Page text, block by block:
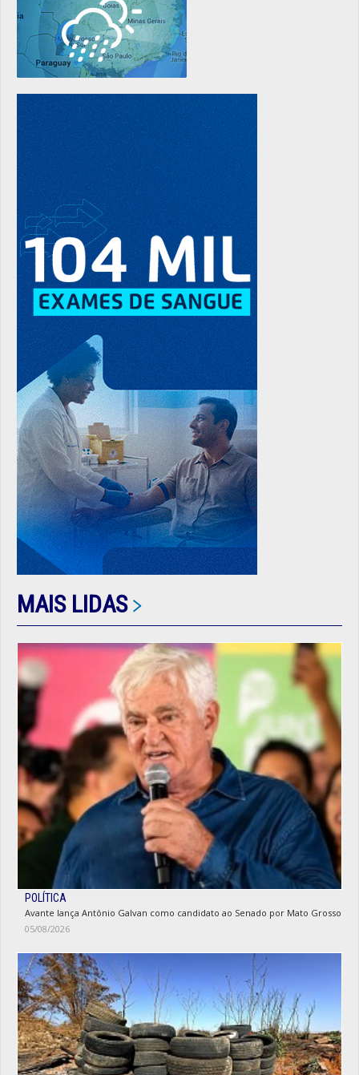
MAIS LIDAS
POLÍTICA
Avante lança Antônio Galvan como candidato ao Senado por Mato Grosso
05/08/2026